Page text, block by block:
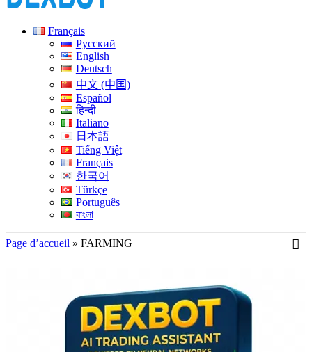
Français
Русский
English
Deutsch
中文 (中国)
Español
हिन्दी
Italiano
日本語
Tiếng Việt
Français
한국어
Türkçe
Português
বাংলা
Page d’accueil » FARMING